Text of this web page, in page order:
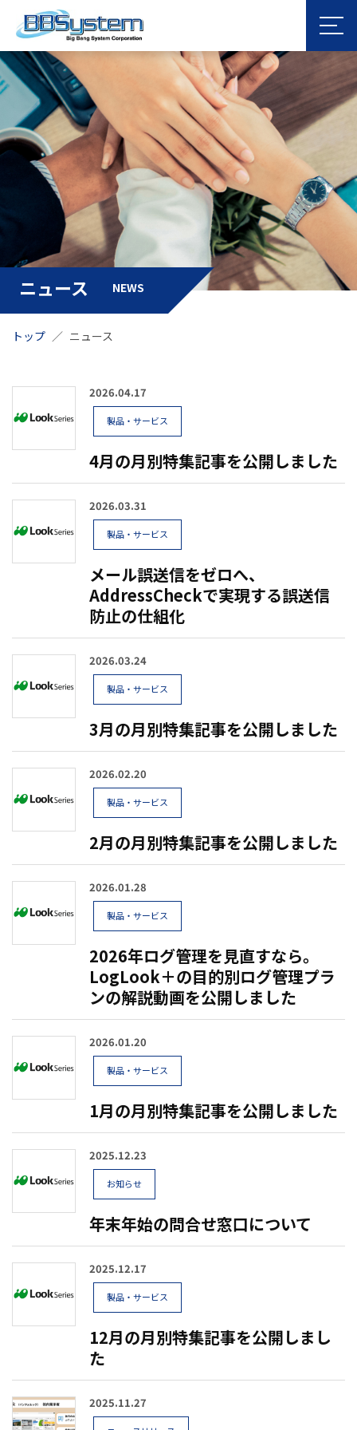
ニュース NEWS
トップ ニュース
2026.04.17
製品・サービス
4月の月別特集記事を公開しました
2026.03.31
製品・サービス
メール誤送信をゼロへ、
AddressCheckで実現する誤送信
防止の仕組化
2026.03.24
製品・サービス
3月の月別特集記事を公開しました
2026.02.20
製品・サービス
2月の月別特集記事を公開しました
2026.01.28
製品・サービス
2026年ログ管理を見直すなら。
LogLook＋の目的別ログ管理プラ
ンの解説動画を公開しました
2026.01.20
製品・サービス
1月の月別特集記事を公開しました
2025.12.23
お知らせ
年末年始の問合せ窓口について
2025.12.17
製品・サービス
12月の月別特集記事を公開しまし
た
2025.11.27